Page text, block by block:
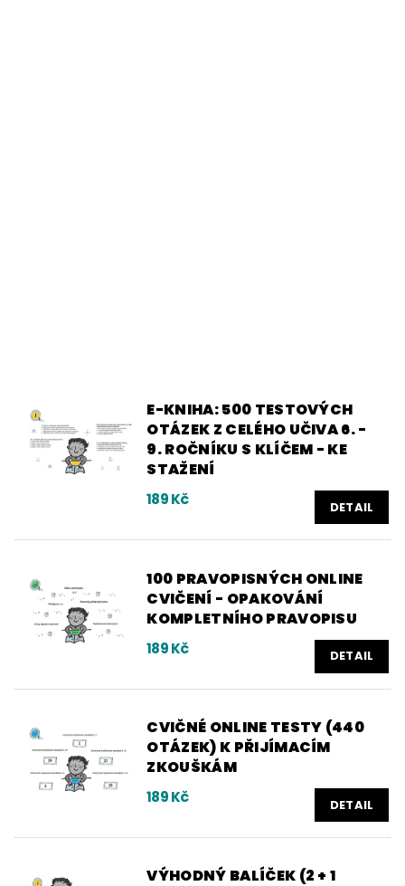
E-KNIHA: 500 TESTOVÝCH
OTÁZEK Z CELÉHO UČIVA 6. -
9. ROČNÍKU S KLÍČEM - KE
STAŽENÍ
189 Kč DETAIL
100 PRAVOPISNÝCH ONLINE
CVIČENÍ - OPAKOVÁNÍ
KOMPLETNÍHO PRAVOPISU
189 Kč DETAIL
CVIČNÉ ONLINE TESTY (440
OTÁZEK) K PŘIJÍMACÍM
ZKOUŠKÁM
189 Kč DETAIL
VÝHODNÝ BALÍČEK (2 + 1